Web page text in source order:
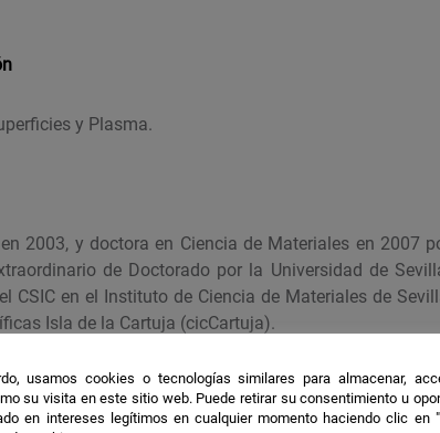
y Plasma.
2003, y doctora en Ciencia de Materiales en 2007
de Doctorado por la Universidad de
CSIC en el Instituto de Ciencia de Materiales de
Isla de la Cartuja (cicCartuja).
usamos cookies o tecnologías similares para almacenar,
su visita en este sitio web. Puede retirar su consentimiento u
en intereses legítimos en cualquier momento haciendo clic en